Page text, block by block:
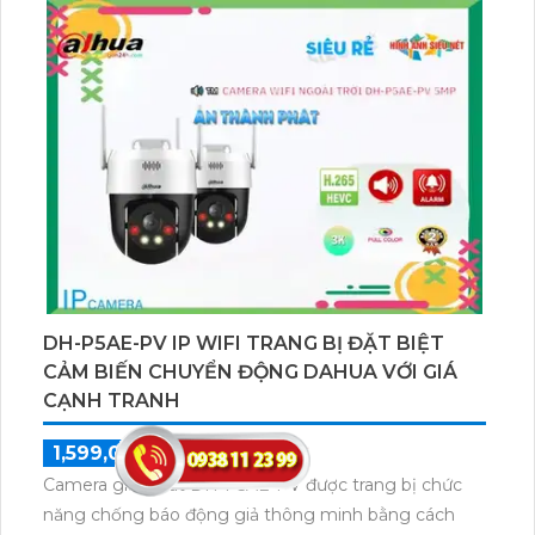
ngoại trời diện rộng, chống nước IP67, 360 khả năng
xoay. Có khe thẻ nhớ, chuẩn nén H.265+ giảm dung
lượng dữ liệu, công nghệ AI, BLC, hỗ trợ chuẩn nén
H.265/H.264+/H.264.
DH-P5AE-PV IP WIFI TRANG BỊ ĐẶT BIỆT
CẢM BIẾN CHUYỂN ĐỘNG DAHUA VỚI GIÁ
CẠNH TRANH
1,599,000 ₫
2,000,000 ₫
Camera giám sát DH-P5AE-PV được trang bị chức
năng chống báo động giả thông minh bằng cách